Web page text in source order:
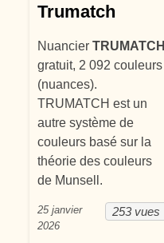
Trumatch
NuancierTRUMATCH
gratuit, 2 092 couleurs
(nuances).
TRUMATCH est un
autre système de
couleurs basé sur la
théorie des couleurs
de Munsell.
253 vues
25 janvier
2026